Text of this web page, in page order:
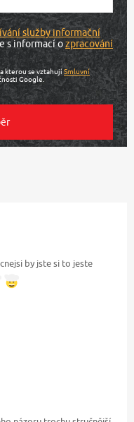
služby informační
s informací ozpracování
kterou se vztahujíSmluvní
Google.
by jste si to jeste